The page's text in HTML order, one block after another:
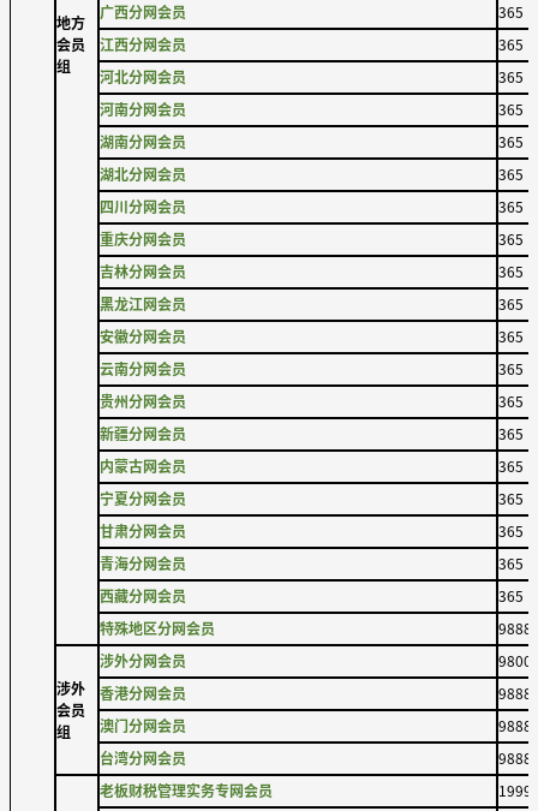
地方
会员
组
广西分网会员
365
江西分网会员
365
河北分网会员
365
河南分网会员
365
湖南分网会员
365
湖北分网会员
365
四川分网会员
365
重庆分网会员
365
吉林分网会员
365
黑龙江网会员
365
安徽分网会员
365
云南分网会员
365
贵州分网会员
365
新疆分网会员
365
内蒙古网会员
365
宁夏分网会员
365
甘肃分网会员
365
青海分网会员
365
西藏分网会员
365
特殊地区分网会员
9888
涉外
会员
组
涉外分网会员
9800
香港分网会员
9888
澳门分网会员
9888
台湾分网会员
9888
老板财税管理实务专网会员
1999